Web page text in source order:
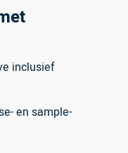
inclusief
en sample-